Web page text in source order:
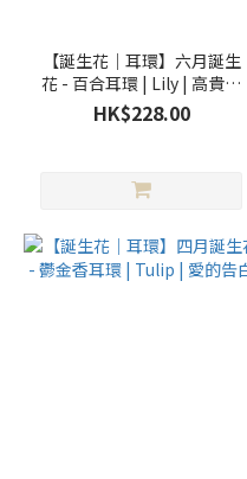
【誕生花｜耳環】六月誕生
花 - 百合耳環 | Lily | 高貴與
純潔
HK$228.00